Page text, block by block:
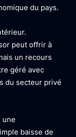
du pays.
peut offrir à
un recours
géré avec
du secteur privé
une
baisse de